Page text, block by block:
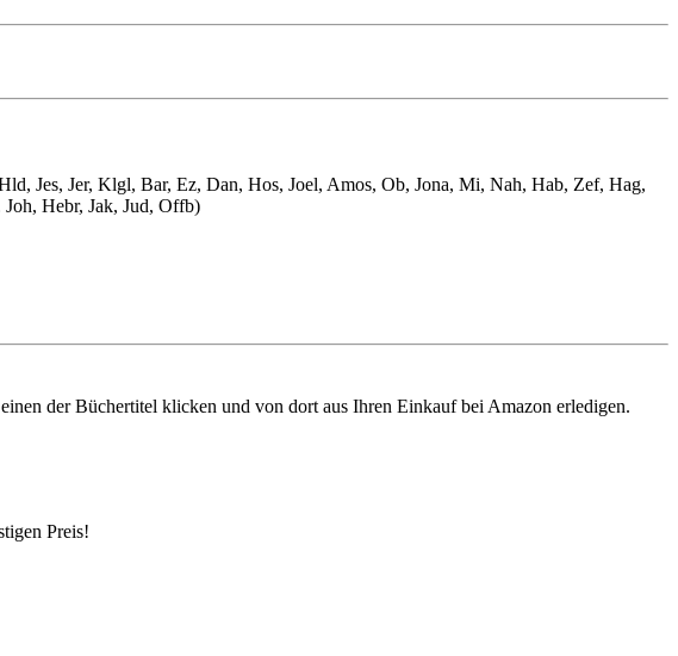
Jes, Jer, Klgl, Bar, Ez, Dan, Hos, Joel, Amos, Ob, Jona, Mi, Nah, Hab, Zef, Hag,
Hebr, Jak, Jud, Offb)
der Büchertitel klicken und von dort aus Ihren Einkauf bei Amazon erledigen.
Preis!